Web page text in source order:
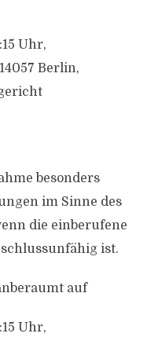
Uhr,
Berlin,
besonders
im Sinne des
die einberufene
ist.
auf
Uhr,